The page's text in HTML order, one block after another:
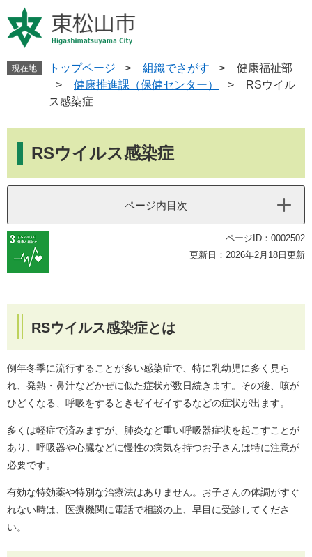
ー
ジ
ニ
ュ
現在地 トップページ > 組織でさがす >
健康福祉部
>
健康推進課（保健センター） >
RSウイル
ス感染症
RSウイルス感染症
ページ内目次
ページID：0002502
更新日：2026年2月18日更新
RSウイルス感染症とは
例年冬季に流行することが多い感染症で、特に乳幼児に多く見ら
れ、発熱・鼻汁などかぜに似た症状が数日続きます。その後、咳が
ひどくなる、呼吸をするときゼイゼイするなどの症状が出ます。
多くは軽症で済みますが、肺炎など重い呼吸器症状を起こすことが
あり、呼吸器や心臓などに慢性の病気を持つお子さんは特に注意が
必要です。
有効な特効薬や特別な治療法はありません。お子さんの体調がすぐ
れない時は、医療機関に電話で相談の上、早目に受診してくださ
い。